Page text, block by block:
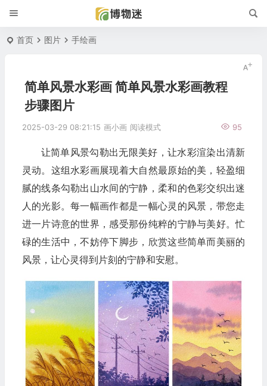
首页 图片 手绘画
简单风景水彩画 简单风景水彩画教程
步骤图片
2025-03-29 08:21:15 画小画 95
阅读模式
让简单风景勾勒出无限美好，让水彩渲染出清新
灵动。这组水彩画展现着大自然最原始的美，轻盈细
腻的线条勾勒出山水间的宁静，柔和的色彩交织出迷
人的光影。每一幅画作都是一幅心灵的风景，带您走
进一片诗意的世界，感受那份纯粹的宁静与美好。忙
碌的生活中，不妨停下脚步，欣赏这些简单而美丽的
风景，让心灵得到片刻的宁静和安慰。